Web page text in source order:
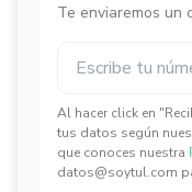
Te enviaremos un
Al hacer click en
tus datos según
que conoces nuestra
datos@soytul.com